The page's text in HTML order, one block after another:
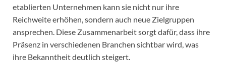
etablierten Unternehmen kann sie nicht nur ihre
Reichweite erhöhen, sondern auch neue Zielgruppen
ansprechen. Diese Zusammenarbeit sorgt dafür, dass ihre
Präsenz in verschiedenen Branchen sichtbar wird, was
ihre Bekanntheit deutlich steigert.